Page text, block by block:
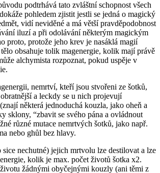
podtrhává tato zvláštní schopnost všech
pohledem zjistit jestli se jedná o magický
vidí neviděné a má větší pravděpodobnost
iluzí a při odolávání některým magickým
proto, protože jeho krev je nasáklá magií
obsahuje tolik magenergie, kolik mají právě
alchymista rozpoznat, pokud uspěje v
nemrtví, kteří jsou stvořeni ze šotků,
a leckdy se u nich projevují
některá jednoduchá kouzla, jako oheň a
sklony, “zbavit se svého pána a ovládnout
různé mutace nemrtvých šotků, jako např.
nebo ghůl bez hlavy.
nechutné) jejich mrtvolu lze destilovat a lze
kolik je max. počet životů šotka x2.
žádnými obyčejnými kouzly (ani těmi z